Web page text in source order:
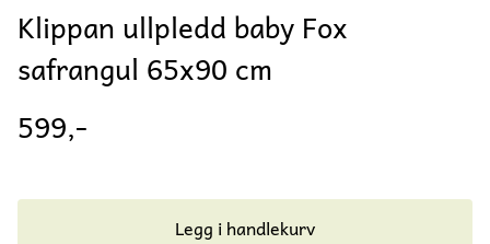
Klippan ullpledd baby Fox
safrangul 65x90 cm
599,-
Legg i handlekurv